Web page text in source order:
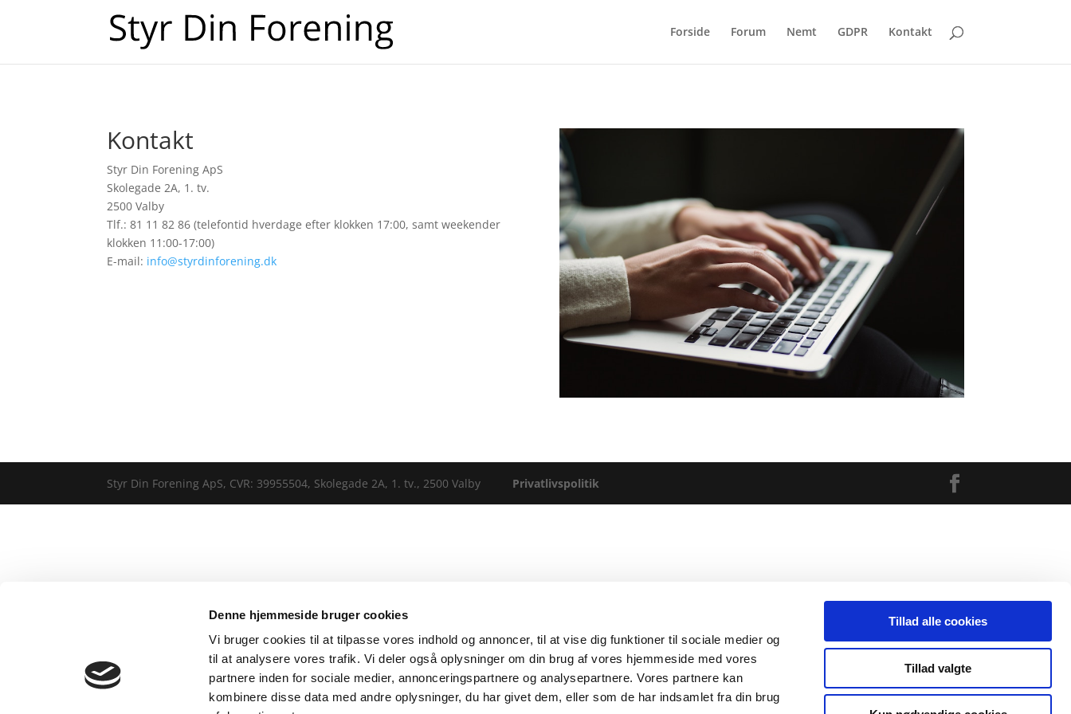
Denne hjemmeside bruger cookies
Vi bruger cookies til at tilpasse vores indhold og annoncer, til at vise dig funktioner til sociale medier og
til at analysere vores trafik. Vi deler også oplysninger om din brug af vores hjemmeside med vores
partnere inden for sociale medier, annonceringspartnere og analysepartnere. Vores partnere kan
kombinere disse data med andre oplysninger, du har givet dem, eller som de har indsamlet fra din brug
Tillad alle cookies
Tillad valgte
Forside Forum Nemt GDPR Kontakt
Kontakt
Styr Din Forening ApS
Skolegade 2A, 1. tv.
2500 Valby
Tlf.: 81 11 82 86 (telefontid hverdage efter klokken 17:00, samt weekender
klokken 11:00-17:00)
E-mail: info@styrdinforening.dk
Styr Din Forening ApS, CVR: 39955504, Skolegade 2A, 1. tv., 2500 Valby Privatlivspolitik